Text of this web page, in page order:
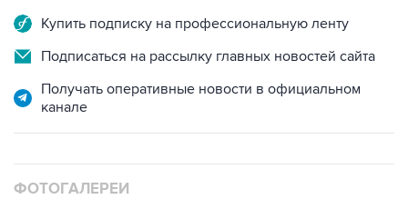
Купить подписку на профессиональную ленту
Подписаться на рассылку главных новостей сайта
Получать оперативные новости в официальном
канале
ФОТОГАЛЕРЕИ